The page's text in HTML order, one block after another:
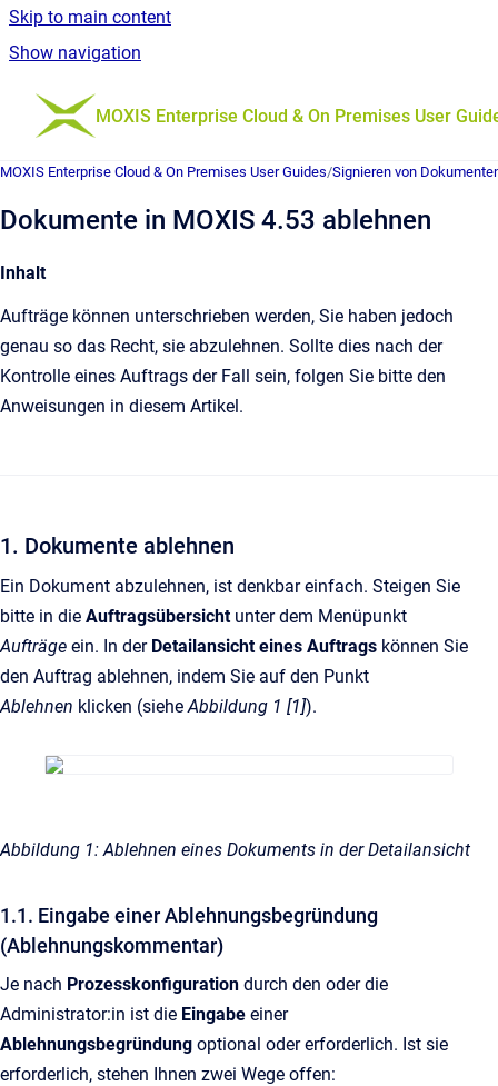
Skip to main content
Show navigation
Go to homepage
MOXIS Enterprise Cloud & On Premises User
MOXIS Enterprise Cloud & On Premises User Guides/Signieren von
Dokumente in MOXIS 4.53 ablehnen
Inhalt
Aufträge können unterschrieben werden, Sie haben jedoch
genau so das Recht, sie abzulehnen. Sollte dies nach der
Kontrolle eines Auftrags der Fall sein, folgen Sie bitte den
Anweisungen in diesem Artikel.
1. Dokumente ablehnen
Ein Dokument abzulehnen, ist denkbar einfach. Steigen Sie
bitte in die Auftragsübersicht unter dem Menüpunkt
Aufträge ein. In der Detailansicht eines Auftrags können Sie
den Auftrag ablehnen, indem Sie auf den Punkt
Ablehnen klicken (sieheAbbildung 1 [1]).
Abbildung 1: Ablehnen eines Dokuments in der Detailansicht
1.1. Eingabe einer Ablehnungsbegründung
(Ablehnungskommentar)
Je nach Prozesskonfiguration durch den oder die
Administrator:in ist die Eingabe einer
Ablehnungsbegründung optional oder erforderlich. Ist sie
erforderlich, stehen Ihnen zwei Wege offen: